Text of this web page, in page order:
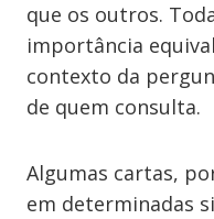
que os outros.
importância
contexto da
de quem consulta.
Algumas cartas,
em determinadas